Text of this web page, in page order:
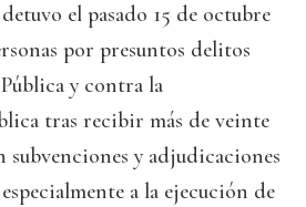
el pasado 15 de octubre
por presuntos delitos
y contra la
tras recibir más de veinte
subvenciones y adjudicaciones
a la ejecución de